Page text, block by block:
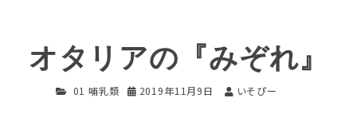
オタリアの『みぞれ』
01 哺乳類 2019年11月9日 いそぴー